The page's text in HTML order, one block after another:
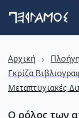
Αρχική ›
Γκρίζα
Μεταπτυχιακές
Ο ρόλος των